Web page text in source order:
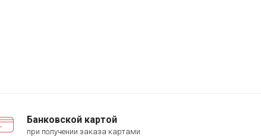
Банковской картой
при получении заказа картами